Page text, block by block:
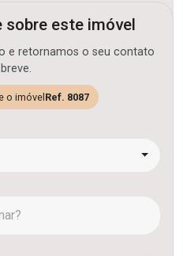
sobre este imóvel
e retornamos o seu contato
o imóvel Ref. 8087